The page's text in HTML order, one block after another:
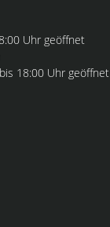
Uhr geöffnet
18:00 Uhr geöffnet